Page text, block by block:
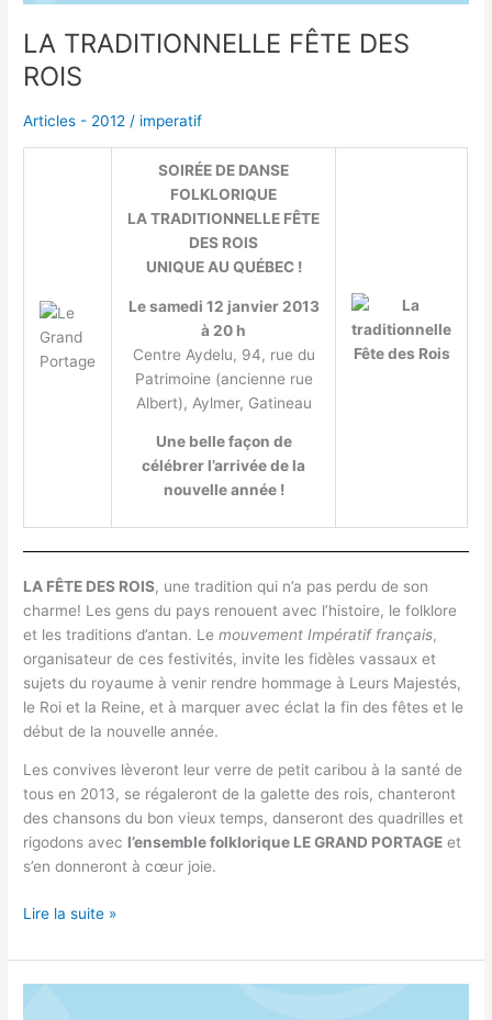
LA TRADITIONNELLE FÊTE DES
ROIS
Articles - 2012 / imperatif
SOIRÉE DE DANSE
FOLKLORIQUE
LA TRADITIONNELLE FÊTE
DES ROIS
UNIQUE AU QUÉBEC !
Le samedi 12 janvier 2013
à 20 h
Centre Aydelu, 94, rue du
Patrimoine (ancienne rue
Albert), Aylmer, Gatineau
Une belle façon de
célébrer l’arrivée de la
nouvelle année !
LA FÊTE DES ROIS, une tradition qui n’a pas perdu de son
charme! Les gens du pays renouent avec l’histoire, le folklore
et les traditions d’antan. Lemouvement Impératif français,
organisateur de ces festivités, invite les fidèles vassaux et
sujets du royaume à venir rendre hommage à Leurs Majestés,
le Roi et la Reine, et à marquer avec éclat la fin des fêtes et le
début de la nouvelle année.
Les convives lèveront leur verre de petit caribou à la santé de
tous en 2013, se régaleront de la galette des rois, chanteront
des chansons du bon vieux temps, danseront des quadrilles et
rigodons avec l’ensemble folklorique LE GRAND PORTAGE et
s’en donneront à cœur joie.
Lire la suite »